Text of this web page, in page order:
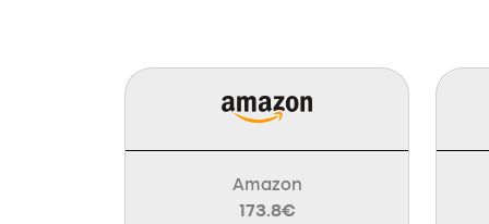
Amazon
173.8€